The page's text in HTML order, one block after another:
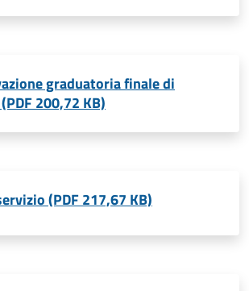
graduatoria finale di
200,72 KB)
(PDF 217,67 KB)